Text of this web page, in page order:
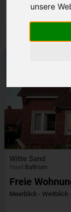
unsere
Witte Sand
Insel Baltrum
Freie
Meerblick - Weitblick